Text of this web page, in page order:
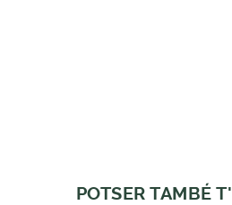
POTSER TAMBÉ